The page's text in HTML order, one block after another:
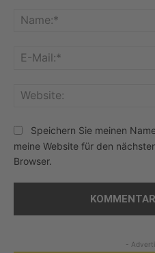
Speichern Sie meinen
meine Website für den
Browser.
-